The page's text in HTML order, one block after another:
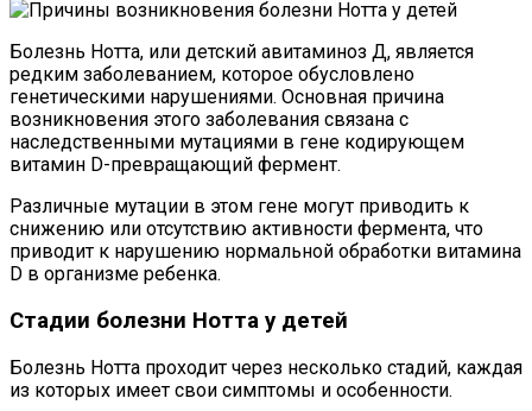
Болезнь Нотта, или детский авитаминоз Д, является
редким заболеванием, которое обусловлено
генетическими нарушениями. Основная причина
возникновения этого заболевания связана с
наследственными мутациями в гене кодирующем
витамин D-превращающий фермент.
Различные мутации в этом гене могут приводить к
снижению или отсутствию активности фермента, что
приводит к нарушению нормальной обработки витамина
D в организме ребенка.
Стадии болезни Нотта у детей
Болезнь Нотта проходит через несколько стадий, каждая
из которых имеет свои симптомы и особенности.